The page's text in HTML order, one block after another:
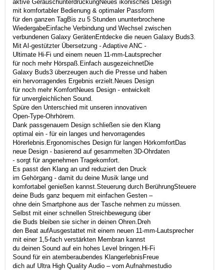
aktive GeräuschunterdrückungNeues ikonisches Design
mit komfortabler Bedienung & optimaler Passform
für den ganzen TagBis zu 5 Stunden ununterbrochene
WiedergabeEinfache Verbindung und Wechsel zwischen
verbundenen Galaxy GerätenEntdecke die neuen Galaxy Buds3.
Mit AI-gestützter Übersetzung - Adaptive ANC -
Ultimate Hi-Fi und einem neuen 11-mm-Lautsprecher
für noch mehr Hörspaß.Einfach ausgezeichnetDie
Galaxy Buds3 überzeugen auch die Presse und haben
ein hervorragendes Ergebnis erzielt.Neues Design
für noch mehr KomfortNeues Design - entwickelt
für unvergleichlichen Sound.
Spüre den Unterschied mit unseren innovativen
Open-Type-Ohrhörern.
Dank passgenauem Design schließen sie den Klang
optimal ein - für ein langes und hervorragendes
Hörerlebnis.Ergonomisches Design für langen HörkomfortDas
neue Design - basierend auf gesammelten 3D-Ohrdaten
- sorgt für angenehmen Tragekomfort.
Es passt den Klang an und reduziert den Druck
im Gehörgang - damit du deine Musik lange und
komfortabel genießen kannst.Steuerung durch BerührungSteuere
deine Buds ganz bequem mit einfachen Gesten –
ohne dein Smartphone aus der Tasche nehmen zu müssen.
Selbst mit einer schnellen Streichbewegung über
die Buds bleiben sie sicher in deinen Ohren.Dreh
den Beat aufAusgestattet mit einem neuen 11-mm-Lautsprecher
mit einer 1,5-fach verstärkten Membran kannst
du deinen Sound auf ein hohes Level bringen.Hi-Fi
Sound für ein atemberaubendes KlangerlebnisFreue
dich auf Ultra High Quality Audio – vom Aufnahmestudio